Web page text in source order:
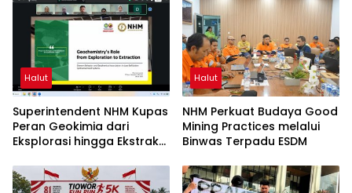
Halut
Superintendent NHM Kupas
Peran Geokimia dari
Eksplorasi hingga Ekstraksi
UNG
Halut
NHM Perkuat Budaya Good
Mining Practices melalui
Binwas Terpadu ESDM